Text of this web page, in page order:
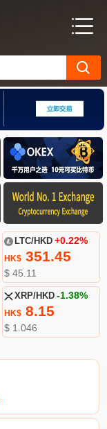
LTC/HKD +0.22%
HK$351.45
$ 45.11
XRP/HKD -1.38%
HK$8.15
$ 1.046